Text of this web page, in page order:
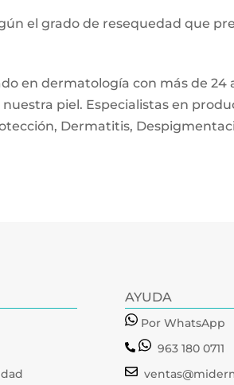
el grado de resequedad que
en dermatología con más de
piel. Especialistas en
Dermatitis,
AYUDA
Por WhatsApp
963 180 0711